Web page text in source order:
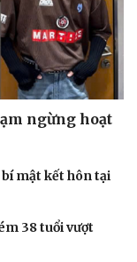
thời sự
đêm khuya
ngừng hoạt
mật kết hôn tại
38 tuổi vượt